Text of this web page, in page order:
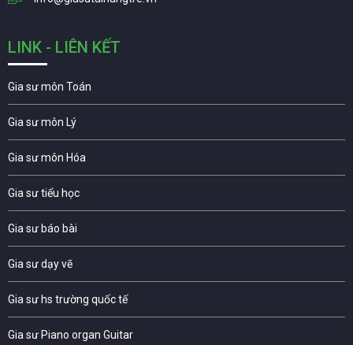
LINK - LIÊN KẾT
Gia sư môn Toán
Gia sư môn Lý
Gia sư môn Hóa
Gia sư tiểu học
Gia sư báo bài
Gia sư dạy vẽ
Gia sư hs trường quốc tế
Gia sư Piano organ Guitar